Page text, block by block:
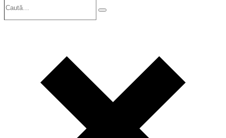
Search